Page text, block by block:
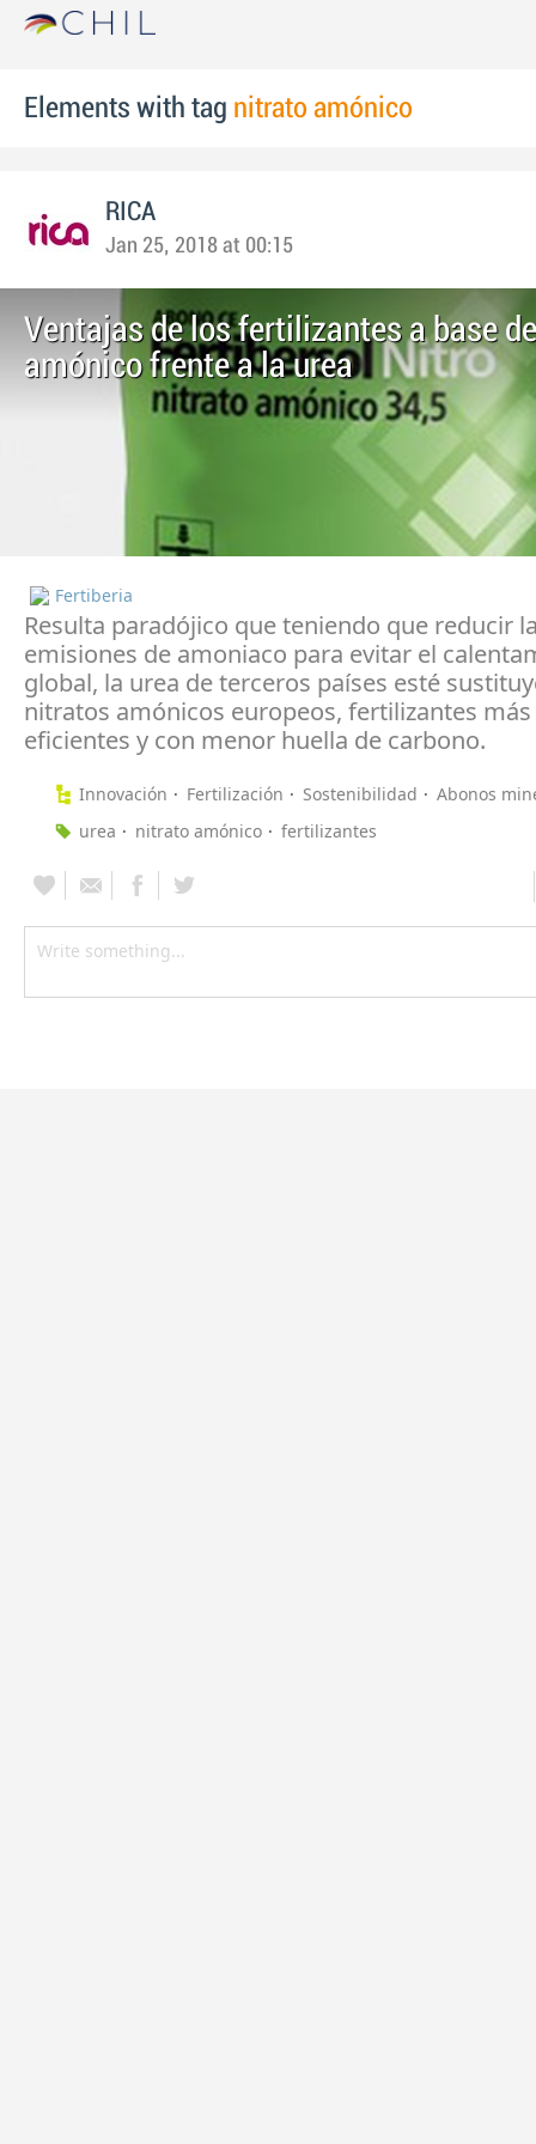
Elements with tag nitrato amónico
RICA
Jan 25, 2018 at 00:15
Ventajas de los fertilizantes a base
amónico frente a la urea
Fertiberia
Resulta paradójico que teniendo que reducir
emisiones de amoniaco para evitar el
global, la urea de terceros países esté
nitratos amónicos europeos, fertilizantes más
eficientes y con menor huella de carbono.
Innovación Fertilización Sostenibilidad
Abonos
urea
nitrato amónico fertilizantes